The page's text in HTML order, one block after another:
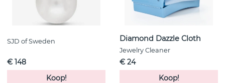
SJD of Sweden
€ 148
Koop!
Diamond Dazzle Cloth
Jewelry Cleaner
€ 24
Koop!